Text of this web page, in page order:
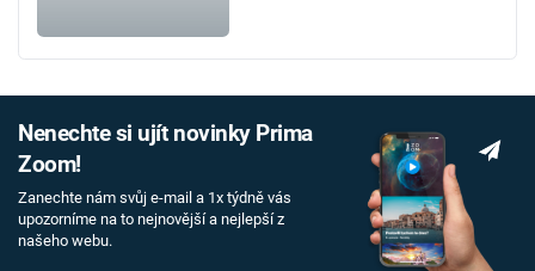
Nenechte si ujít novinky Prima
Zoom!
Zanechte nám svůj e-mail a 1x týdně vás
upozorníme na to nejnovější a nejlepší z
našeho webu.